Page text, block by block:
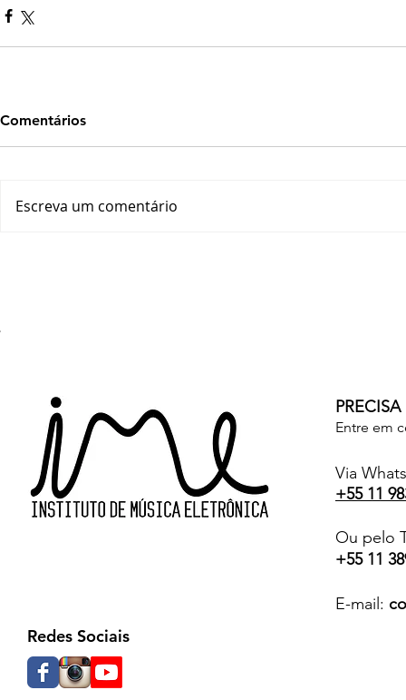
Comentários
Escreva um comentário
Redes Sociais
Entre em
Via
+55 11
Ou pelo
+55 11
E-mail: